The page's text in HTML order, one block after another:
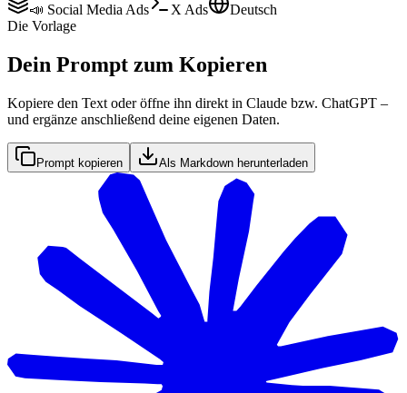
📣 Social Media Ads X Ads
Deutsch
Die Vorlage
Dein Prompt zum Kopieren
Kopiere den Text oder öffne ihn direkt in Claude bzw. ChatGPT –
und ergänze anschließend deine eigenen Daten.
Prompt kopieren Als Markdown herunterladen